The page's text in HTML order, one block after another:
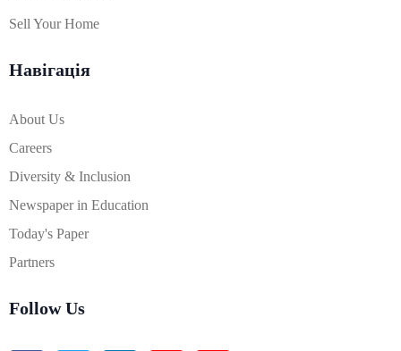
Sell Your Home
Навігація
About Us
Careers
Diversity & Inclusion
Newspaper in Education
Today's Paper
Partners
Follow Us